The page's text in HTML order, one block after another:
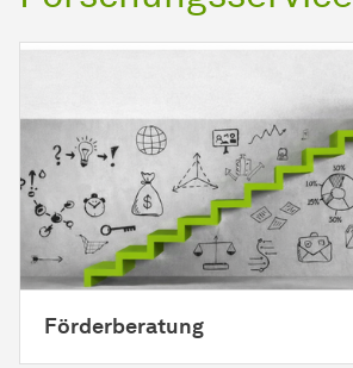
För­der­be­ra­tung